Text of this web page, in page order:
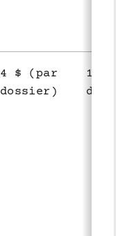
4 $ (par
dossier)
1 $